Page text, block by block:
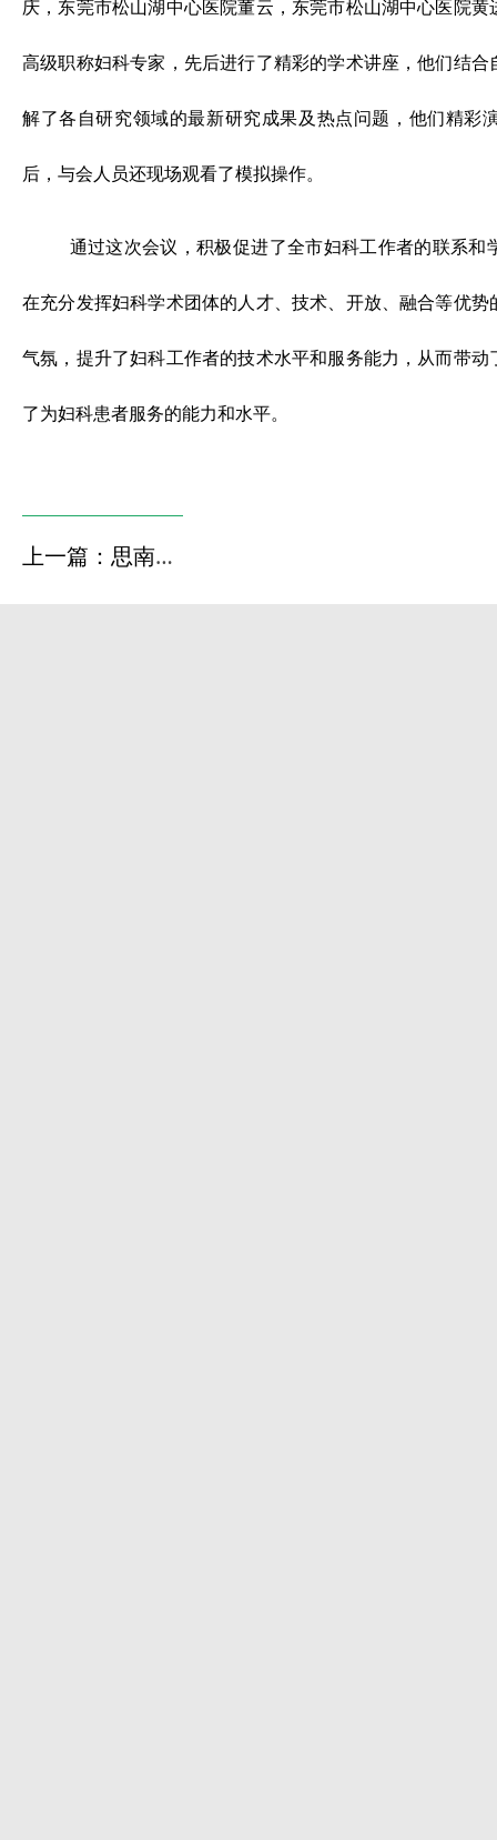
庆，东莞市松山湖中心医院董云，东莞市松山湖中心医院
高级职称妇科专家，先后进行了精彩的学术讲座，他们结
解了各自研究领域的最新研究成果及热点问题，他们精彩
后，与会人员还现场观看了模拟操作。
通过这次会议，积极促进了全市妇科工作者的联系和
在充分发挥妇科学术团体的人才、技术、开放、融合等优
气氛，提升了妇科工作者的技术水平和服务能力，从而带
了为妇科患者服务的能力和水平。
上一篇：思南县人民医院经脐单孔腹腔镜成功救治87岁卵巢肿瘤蒂扭转患者